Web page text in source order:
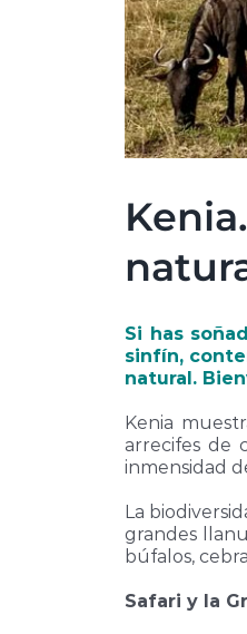
Si has
sinfín,
natural.
Kenia
arrecifes de
inmensidad
La
grandes
búfalos,
Safari y la